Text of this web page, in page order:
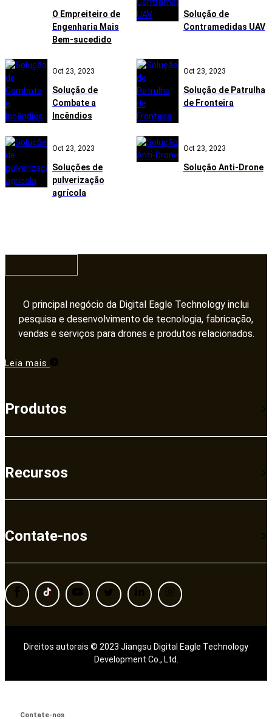
O Empreiteiro de
Engenharia Mais
Bem-sucedido
Solução de
Contramedidas UAV
Oct 23, 2023
Solução de
Combate a
Incêndios
Oct 23, 2023
Solução de Patrulha
de Fronteira
Oct 23, 2023
Soluções de
pulverização
agrícola
Oct 23, 2023
Solução Anti-Drone
O principal negócio da Digital Eagle Technology inclui
pesquisa e desenvolvimento de tecnologia, fabricação,
vendas e serviços para drones e produtos relacionados.​​​​​​​
Leia mais
Produtos
Recursos
Contate-nos
Direitos autorais © 2023 Jiangsu Digital Eagle Technology
Development Co., Ltd.
Contate-nos